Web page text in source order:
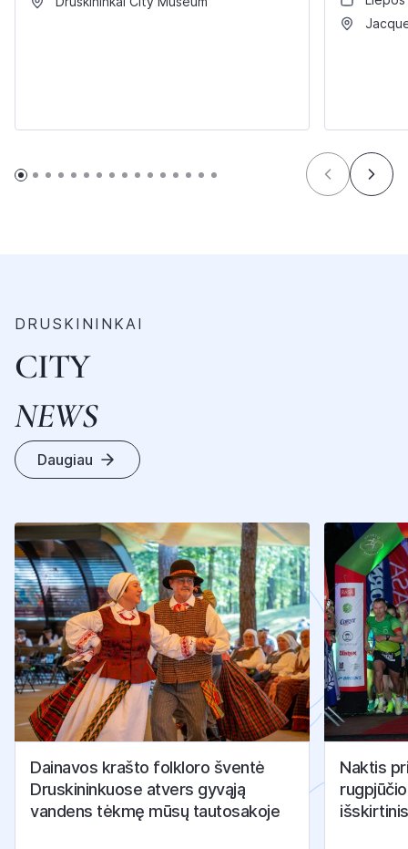
DRUSKININKAI
CITY
NEWS
Daugiau
Dainavos krašto folkloro šventė
Druskininkuose atvers gyvąją
vandens tėkmę mūsų tautosakoje
Naktis